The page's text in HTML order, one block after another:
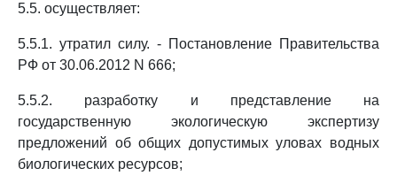
5.5. осуществляет:
5.5.1. утратил силу. - Постановление Правительства
РФ от 30.06.2012 N 666;
5.5.2. разработку и представление на
государственную экологическую экспертизу
предложений об общих допустимых уловах водных
биологических ресурсов;